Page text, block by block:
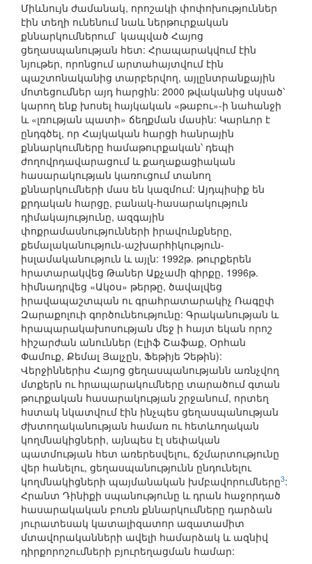
Միևնույն ժամանակ, որոշակի փոփոխություններ
էին տեղի ունենում նաև ներթուրքական
քննարկումներում` կապված Հայոց
ցեղասպանության հետ: Հրապարակվում էին
նյութեր, որոնցում արտահայտվում էին
պաշտոնականից տարբերվող, այլընտրանքային
մոտեցումներ այդ հարցին: 2000 թվականից սկսած՝
կարող ենք խոսել հայկական «թաբու»-ի նահանջի
և «լռության պատի» ճեղքման մասին: Կարևոր է
ընդգծել, որ Հայկական հարցի հանրային
քննարկումները համաթուրքական՝ դեպի
ժողովրդավարացում և քաղաքացիական
հասարակության կառուցում տանող
քննարկումների մաս են կազմում: Այդպիսիք են
քրդական հարցը, բանակ-հասարակություն
դիմակայությունը, ազգային
փոքրամասնությունների իրավունքները,
քեմալականություն-աշխարհիկություն-
իսլամականություն և այլն: 1992թ. թուրքերեն
հրատարակվեց Թաներ Աքչամի գիրքը, 1996թ.
հիմնադրվեց «Ակօս» թերթը, ծավալվեց
իրավապաշտպան ու գրահրատարակիչ Ռագըփ
Զարաքոլուի գործունեությունը: Գրականության և
հրապարակախոսության մեջ ի հայտ եկան որոշ
հիշարժան անուններ (Էլիֆ Շաֆաք, Օրհան
Փամուք, Քեմալ Յալչըն, Ֆեթիյե Չեթին):
Վերջիններիս Հայոց ցեղասպանությանն առնչվող
մտքերն ու հրապարակումները տարածում գտան
թուրքական հասարակության շրջանում, որտեղ
հստակ նկատվում էին ինչպես ցեղասպանության
ժխտողականության համառ ու հետևողական
կողմնակիցների, այնպես էլ սեփական
պատմության հետ առերեսվելու, ճշմարտությունը
վեր հանելու, ցեղասպանությունն ընդունելու
կողմնակիցների պայմանական խմբավորումները3:
Հրանտ Դինիքի սպանությունը և դրան հաջորդած
հասարակական բուռն քննարկումները դարձան
յուրատեսակ կատալիզատոր ազատամիտ
մտավորականների ավելի համարձակ և ազնիվ
դիրքորոշումների բյուրեղացման համար: